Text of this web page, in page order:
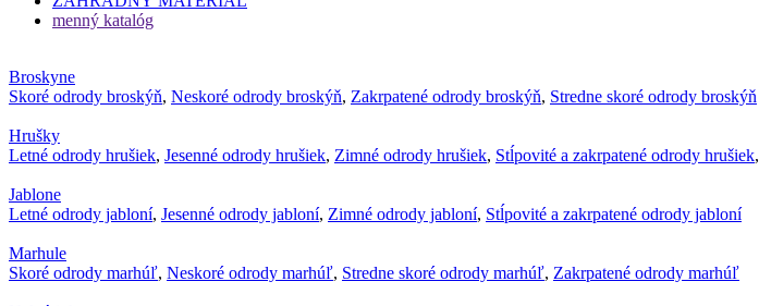
menný katalóg
Broskyne
Skoré odrody broskýň, Neskoré odrody broskýň, Zakrpatené odrody broskýň, Stredne skoré odrody broskýň
Hrušky
Letné odrody hrušiek, Jesenné odrody hrušiek, Zimné odrody hrušiek, Stĺpovité a zakrpatené odrody hrušiek,
Jablone
Letné odrody jabloní, Jesenné odrody jabloní, Zimné odrody jabloní, Stĺpovité a zakrpatené odrody jabloní
Marhule
Skoré odrody marhúľ, Neskoré odrody marhúľ, Stredne skoré odrody marhúľ, Zakrpatené odrody marhúľ